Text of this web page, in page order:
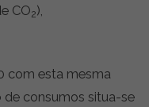
CO2),
com esta mesma
de consumos situa-se